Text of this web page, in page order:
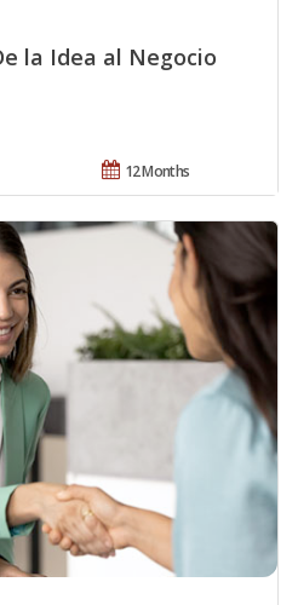
la Idea al Negocio
12 Months